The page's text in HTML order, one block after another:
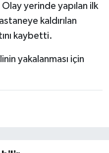
yerinde yapılan ilk
kaldırılan
kaybetti.
yakalanması için